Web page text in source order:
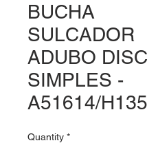
BUCHA
SULCADOR
ADUBO
SIMPLES -
A51614/
Quantity *